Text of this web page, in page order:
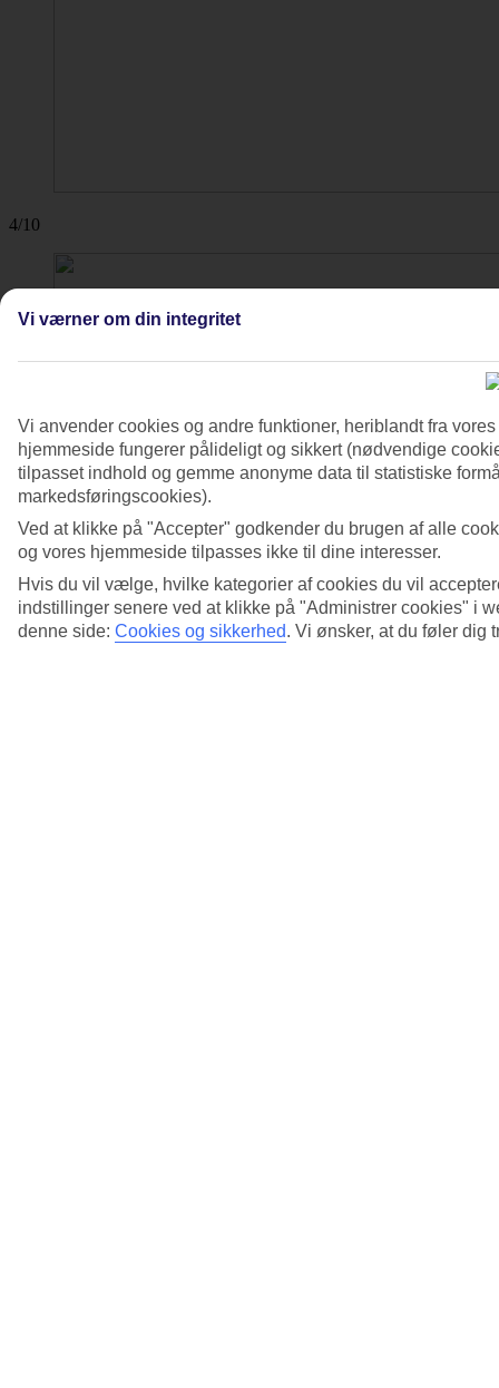
4/10
Vi værner om din integritet
Vi anvender cookies og andre funktioner, heriblandt fra
hjemmeside fungerer pålideligt og sikkert (nødvendige
tilpasset indhold og gemme anonyme data til statistiske
markedsføringscookies).
Ved at klikke på "Accepter" godkender du brugen af alle
og vores hjemmeside tilpasses ikke til dine interesser.
Hvis du vil vælge, hvilke kategorier af cookies du vil
indstillinger senere ved at klikke på "Administrer cookies" i
denne side: Cookies og sikkerhed. Vi ønsker, at du føler dig